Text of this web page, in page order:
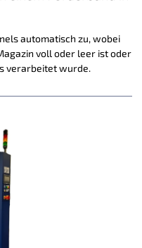
automatisch zu, wobei
voll oder leer ist oder
verarbeitet wurde.